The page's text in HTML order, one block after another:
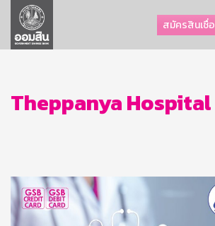
สมัครสินเชื่อ
ลูกค้าธุรกิจ
ลูกค้าผู้ประกอบรายย่อย
เกี่ยวกับธนาคาร
บริการทางการเงิน
อื่นๆ
Theppanya Hospital